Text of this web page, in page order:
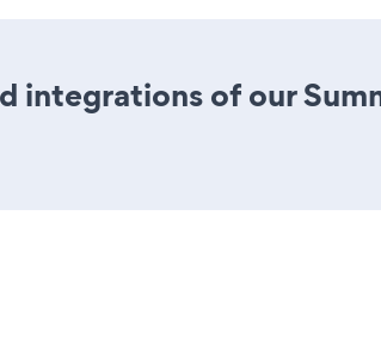
integrations of our